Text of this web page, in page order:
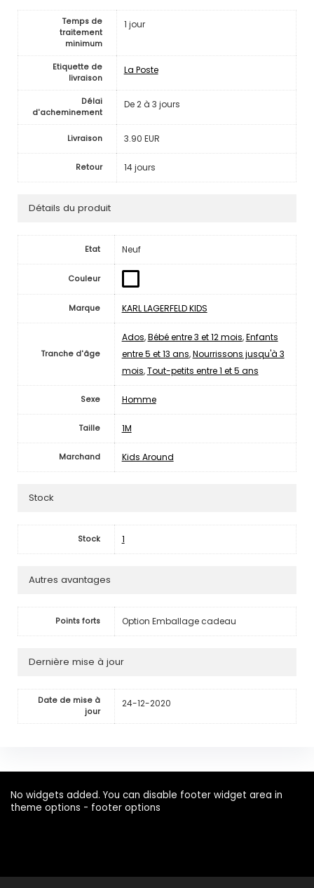
Temps de
traitement
minimum
1 jour
Etiquette de
livraison
La Poste
Délai
d'acheminement
De 2 à 3 jours
Livraison 3.90 EUR
Retour 14 jours
Détails du produit
Etat Neuf
Couleur
Marque KARL LAGERFELD KIDS
Tranche d'âge
Ados,Bébé entre 3 et 12 mois,Enfants
entre 5 et 13 ans,Nourrissons jusqu'à 3
mois,Tout-petits entre 1 et 5 ans
Sexe Homme
Taille 1M
Marchand Kids Around
Stock
Stock 1
Autres avantages
Points forts Option Emballage cadeau
Dernière mise à jour
Date de mise à
jour
24-12-2020
No widgets added. You can disable footer widget area in
theme options - footer options